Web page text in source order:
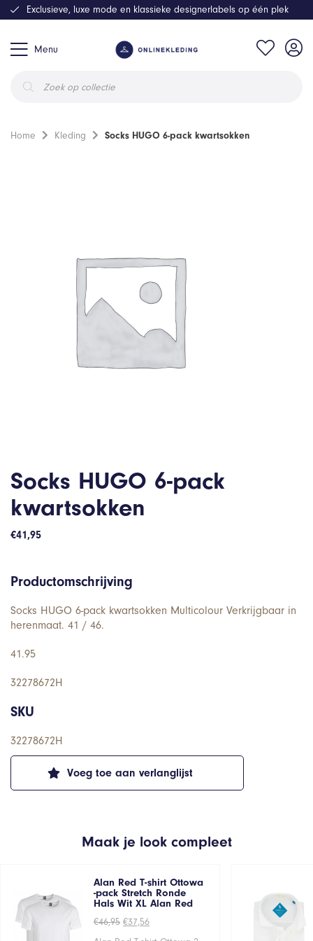
Menu
zoeken
Exclusieve, luxe mode en klassieke designerlabels op één plek
Home Kleding Socks HUGO 6-pack kwartsokken
Socks HUGO 6-pack
kwartsokken
€41,95
Voeg toe aan verlanglijst
Productomschrijving
Socks HUGO 6-pack kwartsokken Multicolour Verkrijgbaar in
herenmaat. 41 / 46.
41.95
32278672H
SKU
32278672H
Maak je look compleet
Alan Red T-shirt Ottowa
-pack Stretch Ronde
Hals Wit XL Alan Red
€46,95 Oorspronkelijke
€37,56Huidige